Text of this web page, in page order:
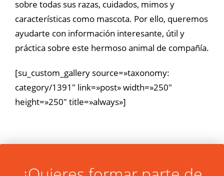
sobre todas sus razas, cuidados, mimos y
características como mascota. Por ello, queremos
ayudarte con información interesante, útil y
práctica sobre este hermoso animal de compañía.
[su_custom_gallery source=»taxonomy:
category/1391″ link=»post» width=»250″
height=»250″ title=»always»]